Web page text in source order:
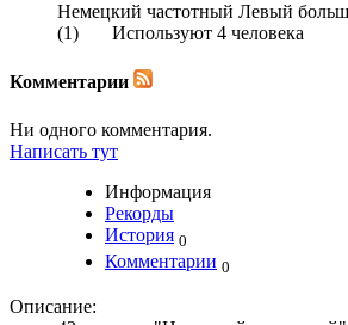
Немецкий частотный Левый
(1) Используют 4 человека
Комментарии
Ни одного комментария.
Написать тут
Информация
Рекорды
История 0
Комментарии 0
Описание: